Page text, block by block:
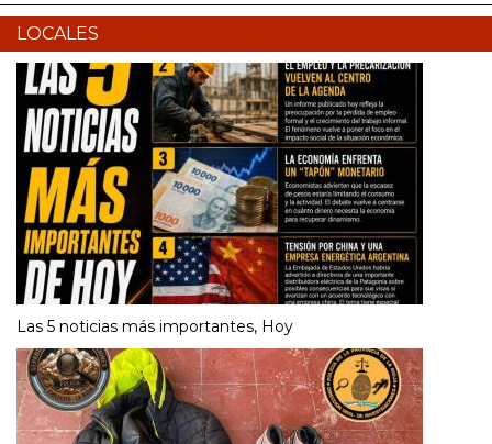
LOCALES
Las 5 noticias más importantes, Hoy